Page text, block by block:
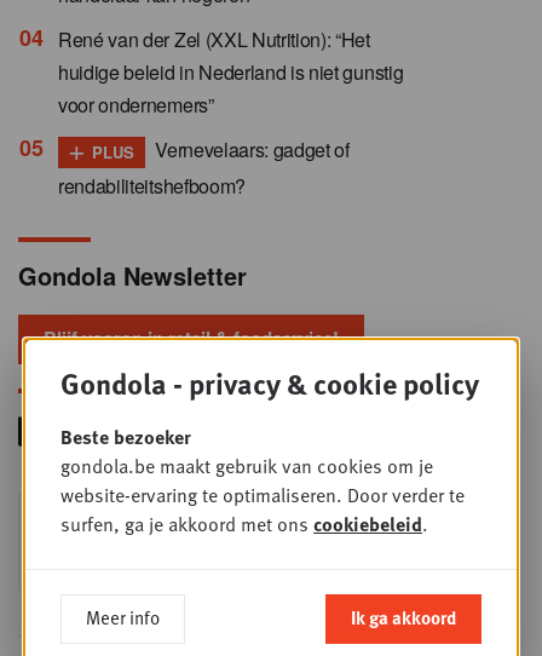
René van der Zel (XXL Nutrition): “Het
huidige beleid in Nederland is niet gunstig
voor ondernemers”
+ PLUS
Vernevelaars: gadget of
rendabiliteitshefboom?
Gondola Newsletter
Blijf voorop in retail & foodservice!
9
Foodservice - Joint
business planning
onderhandelingstafel is geen toeval!
Gondola - privacy & cookie policy
Beste bezoeker
gondola.be maakt gebruik van cookies om je
website-ervaring te optimaliseren. Door verder te
surfen, ga je akkoord met ons cookiebeleid.
Meer info Ik ga akkoord